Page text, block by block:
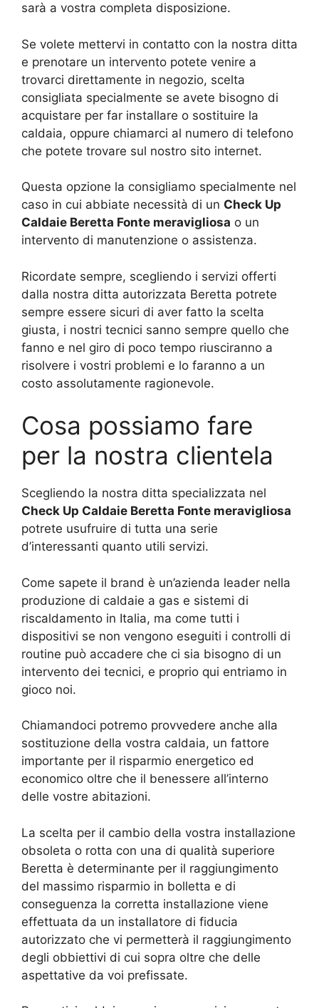
sarà a vostra completa disposizione.
Se volete mettervi in contatto con la nostra ditta
e prenotare un intervento potete venire a
trovarci direttamente in negozio, scelta
consigliata specialmente se avete bisogno di
acquistare per far installare o sostituire la
caldaia, oppure chiamarci al numero di telefono
che potete trovare sul nostro sito internet.
Questa opzione la consigliamo specialmente nel
caso in cui abbiate necessità di un Check Up
Caldaie Beretta Fonte meravigliosa o un
intervento di manutenzione o assistenza.
Ricordate sempre, scegliendo i servizi offerti
dalla nostra ditta autorizzata Beretta potrete
sempre essere sicuri di aver fatto la scelta
giusta, i nostri tecnici sanno sempre quello che
fanno e nel giro di poco tempo riusciranno a
risolvere i vostri problemi e lo faranno a un
costo assolutamente ragionevole.
Cosa possiamo fare
per la nostra clientela
Scegliendo la nostra ditta specializzata nel
Check Up Caldaie Beretta Fonte meravigliosa
potrete usufruire di tutta una serie
d’interessanti quanto utili servizi.
Come sapete il brand è un’azienda leader nella
produzione di caldaie a gas e sistemi di
riscaldamento in Italia, ma come tutti i
dispositivi se non vengono eseguiti i controlli di
routine può accadere che ci sia bisogno di un
intervento dei tecnici, e proprio qui entriamo in
gioco noi.
Chiamandoci potremo provvedere anche alla
sostituzione della vostra caldaia, un fattore
importante per il risparmio energetico ed
economico oltre che il benessere all’interno
delle vostre abitazioni.
La scelta per il cambio della vostra installazione
obsoleta o rotta con una di qualità superiore
Beretta è determinante per il raggiungimento
del massimo risparmio in bolletta e di
conseguenza la corretta installazione viene
effettuata da un installatore di fiducia
autorizzato che vi permetterà il raggiungimento
degli obbiettivi di cui sopra oltre che delle
aspettative da voi prefissate.